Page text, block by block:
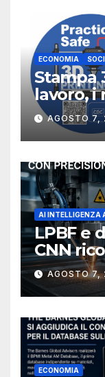
ECONOMIA
Stampa
lavoro, i
NIOSH
AGOSTO
AI INTELLIGENZA
LPBF e
CNN
delAGOSTO
ECONOMIA